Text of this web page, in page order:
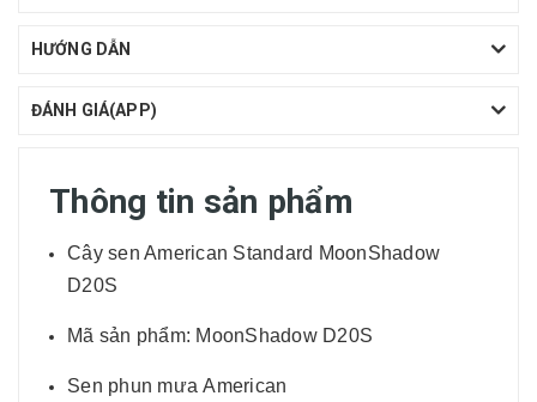
HƯỚNG DẪN
ĐÁNH GIÁ(APP)
Thông tin sản phẩm
Cây sen American Standard MoonShadow
D20S
Mã sản phẩm: MoonShadow D20S
Sen phun mưa American